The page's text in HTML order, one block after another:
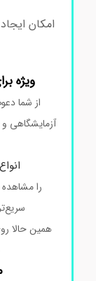
امکان
ویژه
از شما
آزمایشگاهی و
انواع
را مشاهده
همین حالا